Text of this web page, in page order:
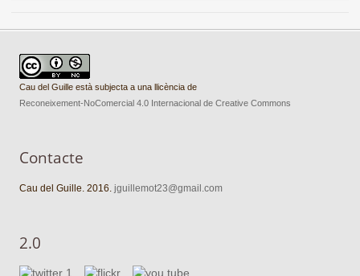
Cau del Guille està subjecta a una llicència de
Reconeixement-NoComercial 4.0 Internacional de Creative Commons
Contacte
Cau del Guille. 2016.jguillemot23@gmail.com
2.0